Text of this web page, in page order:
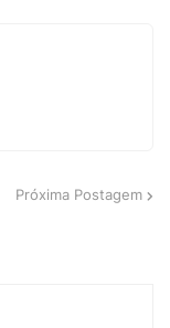
Próxima Postagem